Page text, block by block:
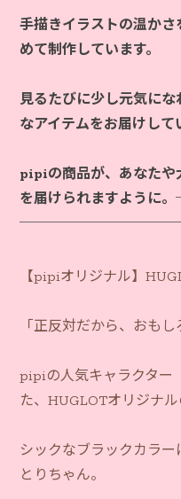
手描きイラストの温か
めて制作しています。
見るたびに少し元気に
なアイテムをお届けして
pipiの商品が、あなたや
を届けられますように
【pipiオリジナル】
「正反対だから、おもし
pipiの人気キャラクター
た、HUGLOTオリジナル
シックなブラックカラ
とりちゃん。